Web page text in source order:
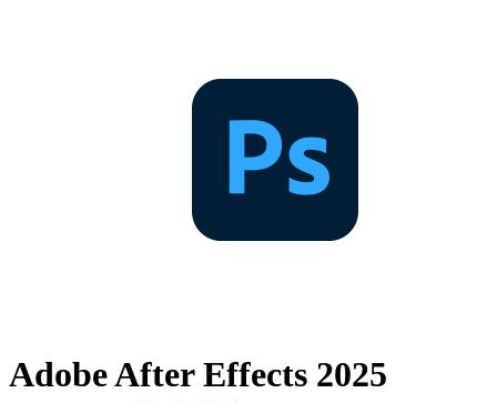
Adobe After Effects 2025